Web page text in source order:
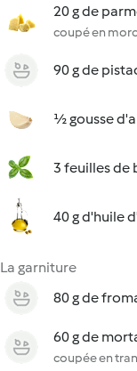
20 g de
coupé en
90 g de
½ gousse
3 feuilles de
40 g d'huile
La garniture
80 g de
60 g de
coupée en